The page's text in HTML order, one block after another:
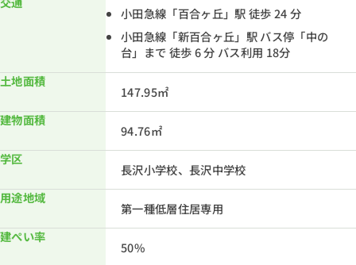
小田急線「百合ヶ丘」駅 徒歩 24 分
小田急線「新百合ヶ丘」駅 バス停「中の
台」まで 徒歩 6 分 バス利用 18分
土地面積
147.95㎡
建物面積
94.76㎡
学区
長沢小学校、長沢中学校
用途地域
第一種低層住居専用
建ぺい率
50%